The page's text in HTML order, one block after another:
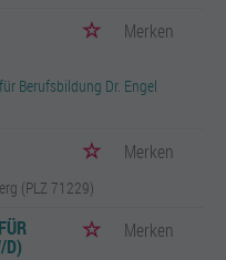
Merken
Berufsbildung Dr. Engel
Merken
(PLZ 71229)
D)
Merken